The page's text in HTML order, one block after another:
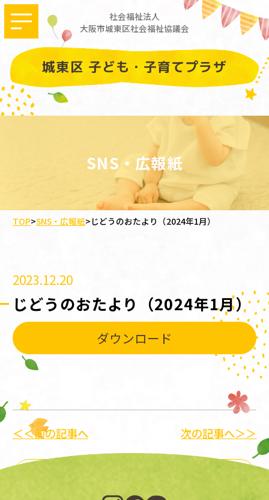
社会福祉法人
大阪市城東区社会福祉協議会
城東区 子ども・子育てプラザ
SNS・広報紙
TOP>SNS・広報紙> じどうのおたより（2024年1月）
2023.12.20
じどうのおたより（2024年1月）
ダウンロード
＜＜前の記事へ
一覧に戻る
次の記事へ＞＞